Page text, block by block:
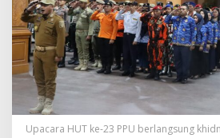
Upacara HUT ke-23 PPU berlangsung